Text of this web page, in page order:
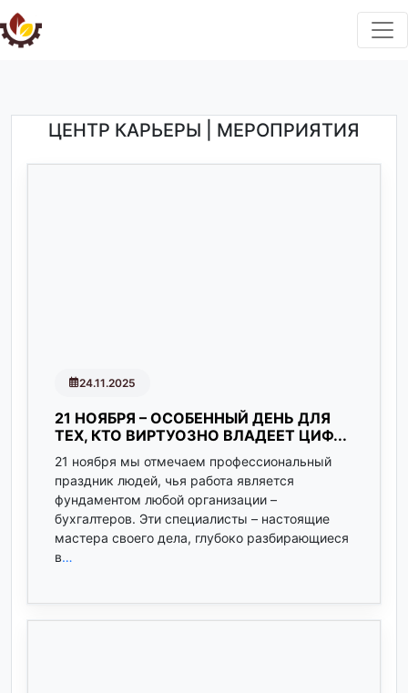
ЦЕНТР КАРЬЕРЫ | МЕРОПРИЯТИЯ
24.11.2025
21 НОЯБРЯ – ОСОБЕННЫЙ ДЕНЬ ДЛЯ
ТЕХ, КТО ВИРТУОЗНО ВЛАДЕЕТ ЦИФ...
21 ноября мы отмечаем профессиональный
праздник людей, чья работа является
фундаментом любой организации –
бухгалтеров. Эти специалисты – настоящие
мастера своего дела, глубоко разбирающиеся
в…